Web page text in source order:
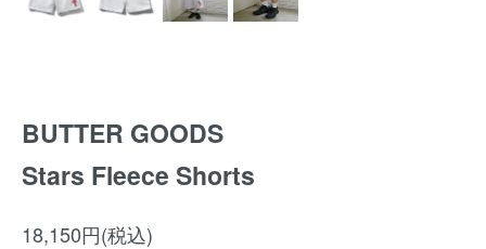
BUTTER GOODS
Stars Fleece Shorts
18,150円(税込)